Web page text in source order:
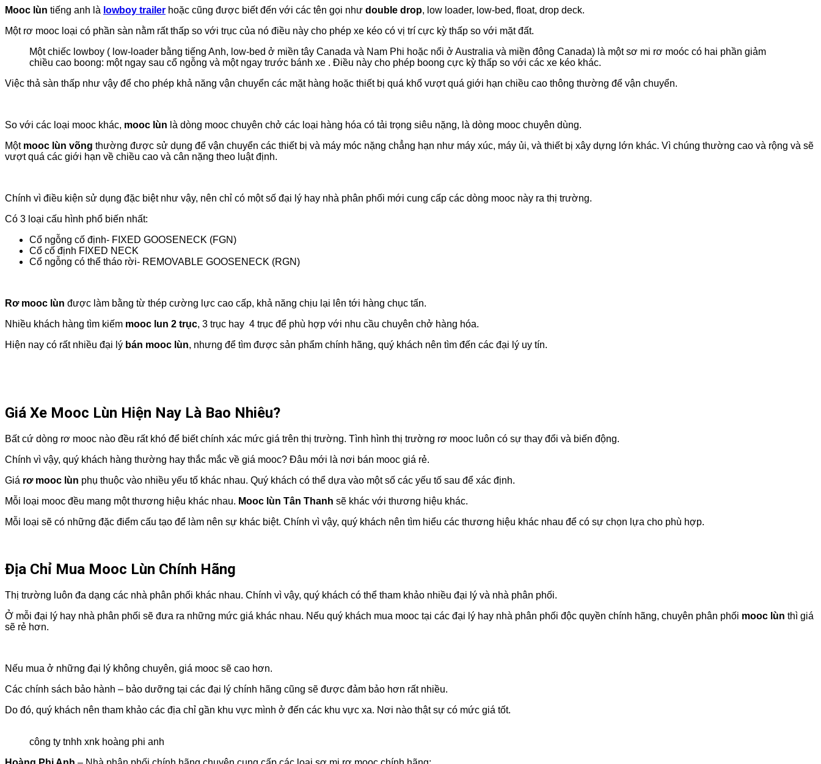
Mooc lùn tiếng anh là lowboy trailer hoặc cũng được biết đến với các tên gọi như double drop, low loader, low-bed, float, drop deck.
Một rơ mooc loại có phần sàn nằm rất thấp so với trục của nó điều này cho phép xe kéo có vị trí cực kỳ thấp so với mặt đất.
Một chiếc lowboy ( low-loader bằng tiếng Anh, low-bed ở miền tây Canada và Nam Phi hoặc nổi ở Australia và miền đông Canada) là một sơ mi rơ moóc có hai phần giảm
chiều cao boong: một ngay sau cổ ngỗng và một ngay trước bánh xe . Điều này cho phép boong cực kỳ thấp so với các xe kéo khác.
Việc thả sàn thấp như vậy để cho phép khả năng vận chuyển các mặt hàng hoặc thiết bị quá khổ vượt quá giới hạn chiều cao thông thường để vận chuyển.
So với các loại mooc khác, mooc lùn là dòng mooc chuyên chở các loại hàng hóa có tải trọng siêu nặng, là dòng mooc chuyên dùng.
Một mooc lùn võng thường được sử dụng để vận chuyển các thiết bị và máy móc nặng chẳng hạn như máy xúc, máy ủi, và thiết bị xây dựng lớn khác. Vì chúng thường cao và rộng và sẽ
vượt quá các giới hạn về chiều cao và cân nặng theo luật định.
Chính vì điều kiện sử dụng đặc biệt như vậy, nên chỉ có một số đại lý hay nhà phân phối mới cung cấp các dòng mooc này ra thị trường.
Có 3 loại cấu hình phổ biến nhất:
Cổ ngỗng cố định- FIXED GOOSENECK (FGN)
Cổ cố định FIXED NECK
Cổ ngỗng có thể tháo rời- REMOVABLE GOOSENECK (RGN)
Rơ mooc lùn được làm bằng từ thép cường lực cao cấp, khả năng chịu lại lên tới hàng chục tấn.
Nhiều khách hàng tìm kiếm mooc lun 2 trục, 3 trục hay 4 trục để phù hợp với nhu cầu chuyên chở hàng hóa.
Hiện nay có rất nhiều đại lý bán mooc lùn, nhưng để tìm được sản phẩm chính hãng, quý khách nên tìm đến các đại lý uy tín.
Giá Xe Mooc Lùn Hiện Nay Là Bao Nhiêu?
Bất cứ dòng rơ mooc nào đều rất khó để biết chính xác mức giá trên thị trường. Tình hình thị trường rơ mooc luôn có sự thay đổi và biến động.
Chính vì vậy, quý khách hàng thường hay thắc mắc về giá mooc? Đâu mới là nơi bán mooc giá rẻ.
Giá rơ mooc lùn phụ thuộc vào nhiều yếu tố khác nhau. Quý khách có thể dựa vào một số các yếu tố sau để xác định.
Mỗi loại mooc đều mang một thương hiệu khác nhau. Mooc lùn Tân Thanh sẽ khác với thương hiệu khác.
Mỗi loại sẽ có những đặc điểm cấu tạo để làm nên sự khác biệt. Chính vì vậy, quý khách nên tìm hiểu các thương hiệu khác nhau để có sự chọn lựa cho phù hợp.
Địa Chỉ Mua Mooc Lùn Chính Hãng
Thị trường luôn đa dạng các nhà phân phối khác nhau. Chính vì vậy, quý khách có thể tham khảo nhiều đại lý và nhà phân phối.
Ở mỗi đại lý hay nhà phân phối sẽ đưa ra những mức giá khác nhau. Nếu quý khách mua mooc tại các đại lý hay nhà phân phối độc quyền chính hãng, chuyên phân phối mooc lùn thì giá
sẽ rẻ hơn.
Nếu mua ở những đại lý không chuyên, giá mooc sẽ cao hơn.
Các chính sách bảo hành – bảo dưỡng tại các đại lý chính hãng cũng sẽ được đảm bảo hơn rất nhiều.
Do đó, quý khách nên tham khảo các địa chỉ gần khu vực mình ở đến các khu vực xa. Nơi nào thật sự có mức giá tốt.
công ty tnhh xnk hoàng phi anh